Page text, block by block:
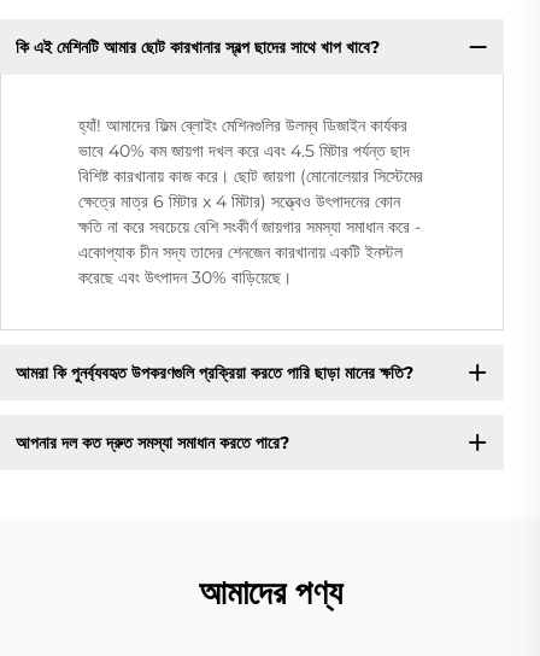
কি এই মেশিনটি আমার ছোট কারখানার স্বল্প ছাদের সাথে খাপ খাবে?
হ্যাঁ! আমাদের ফিল্ম ব্লোইং মেশিনগুলির উলম্ব ডিজাইন কার্যকর
ভাবে 40% কম জায়গা দখল করে এবং 4.5 মিটার পর্যন্ত ছাদ
বিশিষ্ট কারখানায় কাজ করে। ছোট জায়গা (মোনোলেয়ার সিস্টেমের
ক্ষেত্রে মাত্র 6 মিটার x 4 মিটার) সত্ত্বেও উৎপাদনের কোন
ক্ষতি না করে সবচেয়ে বেশি সংকীর্ণ জায়গার সমস্যা সমাধান করে -
একোপ্যাক চীন সদ্য তাদের শেনজেন কারখানায় একটি ইনস্টল
করেছে এবং উৎপাদন 30% বাড়িয়েছে।
আমরা কি পুনর্ব্যবহৃত উপকরণগুলি প্রক্রিয়া করতে পারি ছাড়া মানের ক্ষতি?
আপনার দল কত দ্রুত সমস্যা সমাধান করতে পারে?
আমাদের পণ্য